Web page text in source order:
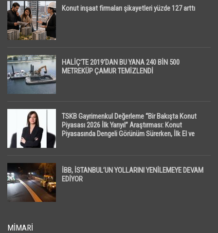
Konut inşaat firmaları şikayetleri yüzde 127 arttı
HALİÇ’TE 2019’DAN BU YANA 240 BİN 500
METREKÜP ÇAMUR TEMİZLENDİ
TSKB Gayrimenkul Değerleme “Bir Bakışta Konut
Piyasası 2026 İlk Yarıyıl” Araştırması: Konut
Piyasasında Dengeli Görünüm Sürerken, İlk El ve
İBB, İSTANBUL’UN YOLLARINI YENİLEMEYE DEVAM
EDİYOR
MIMARI